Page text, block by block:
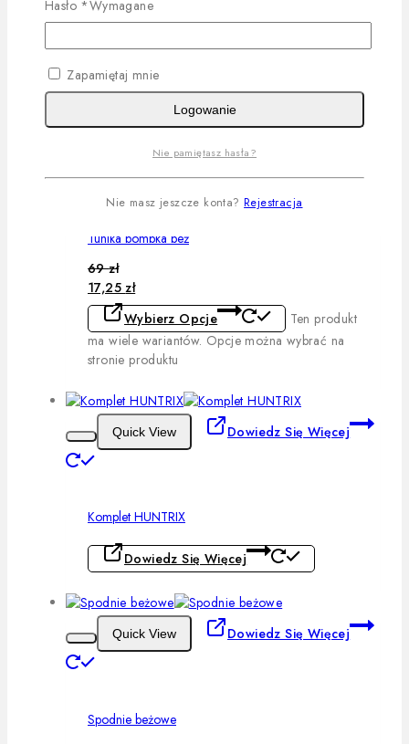
Komplet COCO bordo
Wybierz Opcje
Tunika bombka beż
69zł
17,25zł
Wybierz Opcje
Ten produkt
ma wiele wariantów. Opcje można wybrać na
stronie produktu
Quick View Dowiedz Się Więcej
Komplet HUNTRIX
Dowiedz Się Więcej
Quick View Dowiedz Się Więcej
Spodnie beżowe
Hasło *Wymagane
Zapamiętaj mnie
Logowanie
Nie pamiętasz hasła?
Nie masz jeszcze konta? Rejestracja